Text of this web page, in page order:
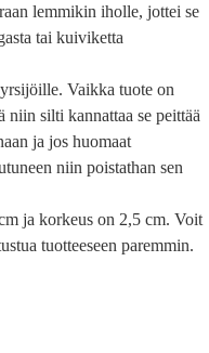
lemmikin iholle, jottei se
tai kuiviketta
Vaikka tuote on
niin silti kannattaa se peittää
ja jos huomaat
niin poistathan sen
ja korkeus on 2,5 cm. Voit
tuotteeseen paremmin.